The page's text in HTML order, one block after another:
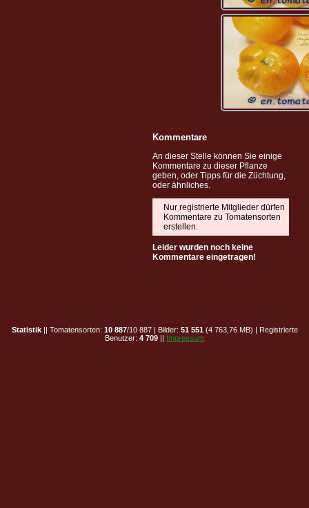
Kommentare
An dieser Stelle können Sie einige
Kommentare zu dieser Pflanze
geben, oder Tipps für die Züchtung,
oder ähnliches.
Nur registrierte Mitglieder dürfen
Kommentare zu Tomatensorten
erstellen.
Leider wurden noch keine
Kommentare eingetragen!
Statistik|| Tomatensorten: 10 887/10 887 | Bilder: 51 551 (4 763,76 MB) | Registrierte
Benutzer: 4 709 || Impressum